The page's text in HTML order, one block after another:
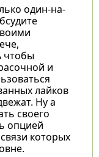
один-на-
чтобы
и
лайков
Ну а
своего
опцией
которых